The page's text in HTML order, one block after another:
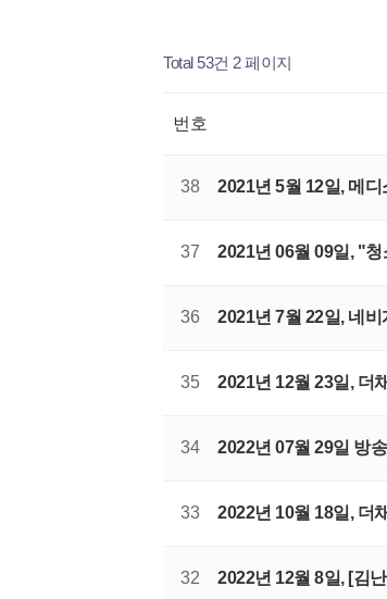
Total 53건 2 페이지
번호
38 2021년 5월 12일, 메
37 2021년 06월 09일, "
36 2021년 7월 22일, 네
35 2021년 12월 23일, 더
34 2022년 07월 29일 방
33 2022년 10월 18일, 더
32 2022년 12월 8일, [김